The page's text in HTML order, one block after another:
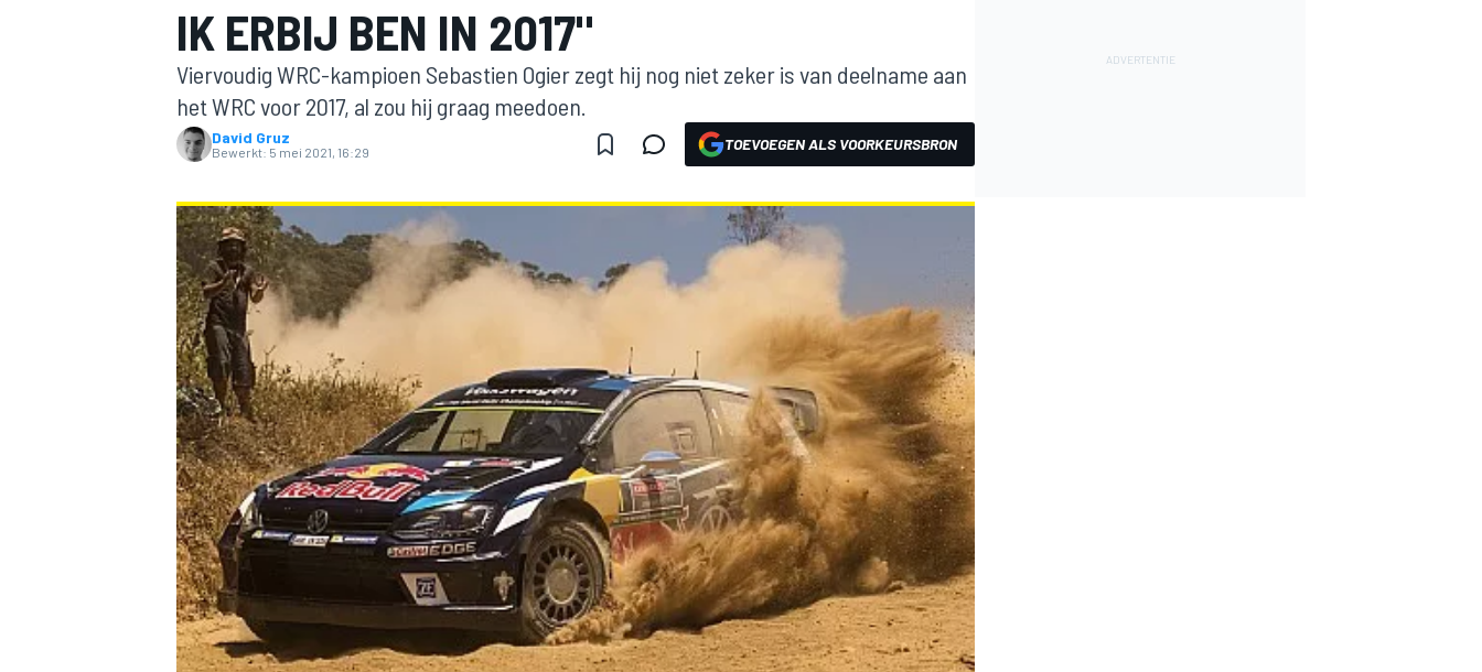
MOTOGP
INDYCAR
IK ERBIJ BEN IN 2017"
Viervoudig WRC-kampioen Sebastien Ogier zegt hij nog niet zeker is van deelname aan
het WRC voor 2017, al zou hij graag meedoen.
David Gruz
Bewerkt: 5 mei 2021, 16:29 TOEVOEGEN ALS VOORKEURSBRON